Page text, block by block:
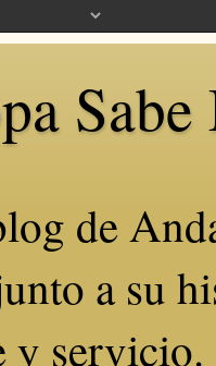
de
a su
y servicio.